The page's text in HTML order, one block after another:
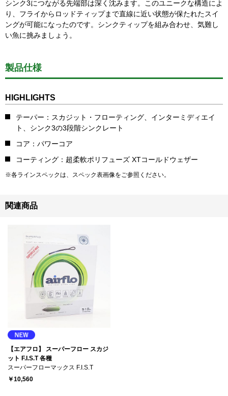
シンク3につながる先端部は深く沈みます。このユニークな構造によ
り、フライからロッドティップまで直線に近い状態が保たれたスイ
ングが可能になったのです。シンクティップを組み合わせ、気難し
い魚に挑みましょう。
製品仕様
HIGHLIGHTS
テーパー：スカジット・フローティング、インターミディエイ
ト、シンク3の3段階シンクレート
コア：パワーコア
コーティング：超柔軟ポリフューズ XTコールドウェザー
※各ラインスペックは、スペック表画像をご参照ください。
関連商品
【エアフロ】 スーパーフロー スカジ
ット F.I.S.T 各種
スーパーフローマックス F.I.S.T
￥10,560